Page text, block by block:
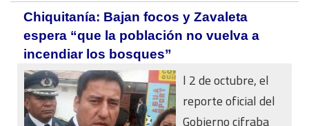
Chiquitanía: Bajan focos y Zavaleta
espera “que la población no vuelva a
incendiar los bosques”
l 2 de octubre, el
reporte oficial del